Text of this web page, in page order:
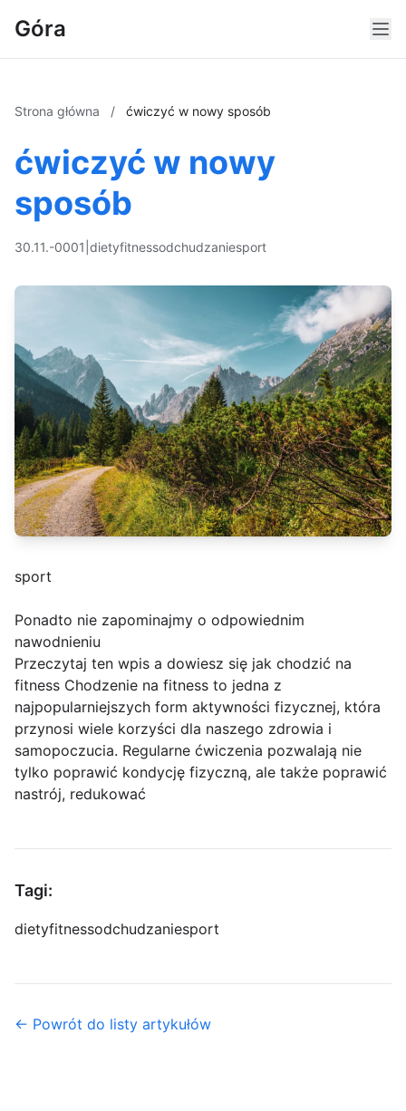
Góra
Strona główna / ćwiczyć w nowy sposób
ćwiczyć w nowy
sposób
30.11.-0001 dietyfitnessodchudzaniesport
sport
Ponadto nie zapominajmy o odpowiednim
nawodnieniu
Przeczytaj ten wpis a dowiesz się jak chodzić na
fitness Chodzenie na fitness to jedna z
najpopularniejszych form aktywności fizycznej, która
przynosi wiele korzyści dla naszego zdrowia i
samopoczucia. Regularne ćwiczenia pozwalają nie
tylko poprawić kondycję fizyczną, ale także poprawić
nastrój, redukować
Tagi:
dietyfitnessodchudzaniesport
← Powrót do listy artykułów